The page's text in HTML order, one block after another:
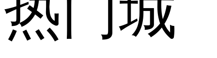
热门城